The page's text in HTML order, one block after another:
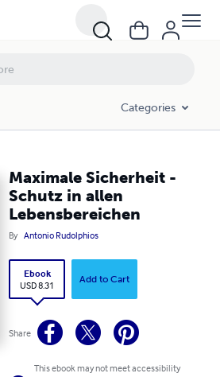
Categories
Maximale Sicherheit -
Schutz in allen
Lebensbereichen
By Antonio Rudolphios
Ebook
USD 8.31
Add to Cart
Share
This ebook may not meet accessibility
in allen Lebensbereichen